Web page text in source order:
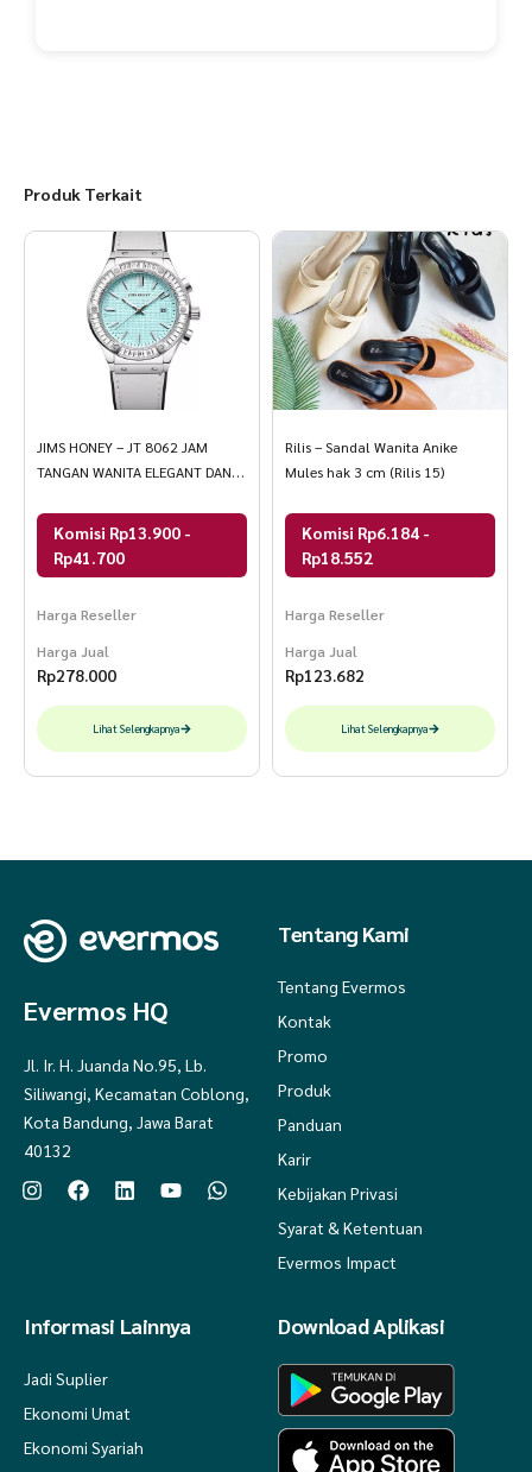
Produk Terkait
JIMS HONEY – JT 8062 JAM
TANGAN WANITA ELEGANT DAN
Komisi Rp13.900 -
Rp41.700
Harga Reseller
Harga Jual
Rp278.000
Lihat Selengkapnya
Rilis – Sandal Wanita Anike
Mules hak 3 cm (Rilis 15)
Komisi Rp6.184 -
Rp18.552
Harga Reseller
Harga Jual
Rp123.682
Lihat Selengkapnya
Evermos HQ
Jl. Ir. H. Juanda No.95, Lb.
Siliwangi, Kecamatan Coblong,
Kota Bandung, Jawa Barat
40132
Tentang Kami
Tentang Evermos
Kontak
Promo
Produk
Panduan
Karir
Kebijakan Privasi
Syarat & Ketentuan
Evermos Impact
Informasi Lainnya
Jadi Suplier
Ekonomi Umat
Ekonomi Syariah
Download Aplikasi